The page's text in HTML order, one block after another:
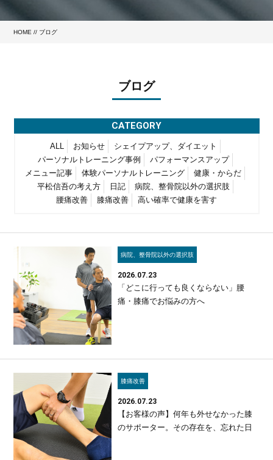
HOME // ブログ
ブログ
CATEGORY
ALL お知らせ
シェイプアップ、ダイエット
パーソナルトレーニング事例
パフォーマンスアップ
メニュー記事
体験パーソナルトレーニング
健康・からだ
平松信吾の考え方
日記
病院、整骨院以外の選択肢
腰痛改善
膝痛改善 高い確率で健康を害す
病院、整骨院以外の選択肢
2026.07.23
「どこに行っても良くならない」腰
痛・膝痛でお悩みの方へ
膝痛改善
2026.07.23
【お客様の声】何年も外せなかった膝
のサポーター。その存在を、忘れた日